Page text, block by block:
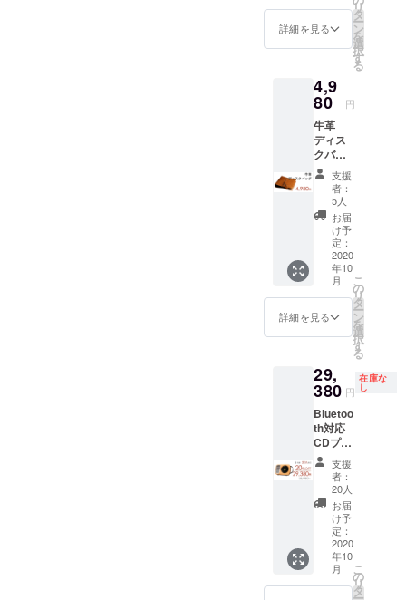
の価格
となり
※商品の
デザイ
ンに関
しまし
ては一
部変更
になる
可能性
もござ
いま
す。ご
了承く
ださ
い。
コース
にホル
れてお
りませ
ん。 ※
お届け
予定
は、生
産、配
送状況
により
遅れる
可能性
もござ
いま
す。 ※
送料込
の価格
となり
※商品の
デザイ
ンに関
ては一
部変更
になる
可能性
もござ
いま
す。ご
了承く
ださ
い。
応サイ
ズのス
マート
フォ
ブレッ
トにも
ご使用
頂けま
す。 ＜
1セット
の詳細
ルダー
スタン
ド x1
（CDプ
レー
ヤー本
体は付
属しま
せん）
ヤー本
体は含
まれて
おりま
せん ※
お届け
予定
は、生
産、配
送状況
により
遅れる
可能性
もござ
いま
す。 ※
詳細を見る
リ
タ
ー
ン
を
選
択
す
る
4,9
80 円
牛革
ディス
クバッ
グ1点の
お届け
です。
CD20枚
を収納
いただ
けま
す。 ＜
1セット
の詳細
＞ ・牛
革ディ
スク
x1
（CDプ
レー
ヤー本
体は付
属しま
せん）
※本コー
スにCD
プレイ
ヤー本
体は含
まれて
おりま
せん ※
お届け
支援
者：
5人
お届
け予
定：
2020
年10
月
詳細を見る
こ
の
リ
タ
ー
ン
を
選
択
す
る
29,
380 円
在庫な
し
Bluetoo
th対応
CDプ
レー
ヤー
「SING
LE」1
セット
のお届
けで
す。 ＜
1セット
の詳細
支援
者：
20人
お届
け予
定：
2020
年10
月
こ
の
リ
タ